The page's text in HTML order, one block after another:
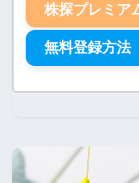
株探プレミア
無料登録方法